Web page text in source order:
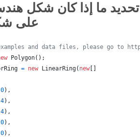
تحديد ما إذا كان شكل
على
and data files, please go to
Polygon( ) ;
= new LinearRing( new
0) ,
4) ,
4) ,
0) ,
0) ,